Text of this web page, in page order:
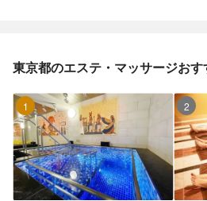
東京都のエステ・マッサージおす
1位